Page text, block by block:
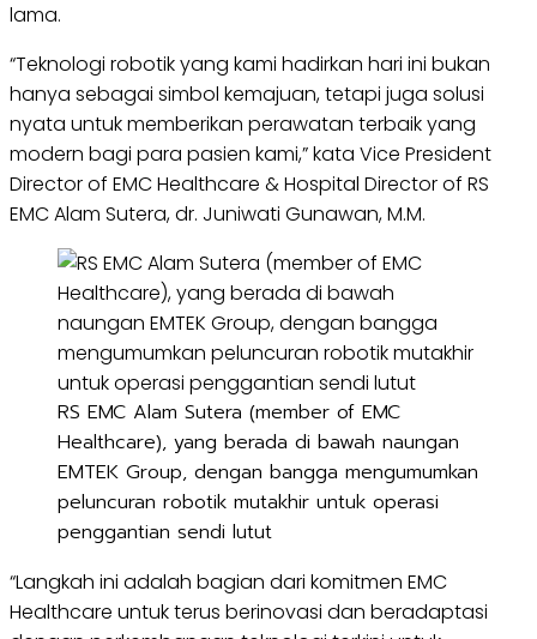
lama.
“Teknologi robotik yang kami hadirkan hari ini bukan
hanya sebagai simbol kemajuan, tetapi juga solusi
nyata untuk memberikan perawatan terbaik yang
modern bagi para pasien kami,” kata Vice President
Director of EMC Healthcare & Hospital Director of RS
EMC Alam Sutera, dr. Juniwati Gunawan, M.M.
RS EMC Alam Sutera (member of EMC
Healthcare), yang berada di bawah naungan
EMTEK Group, dengan bangga mengumumkan
peluncuran robotik mutakhir untuk operasi
penggantian sendi lutut
“Langkah ini adalah bagian dari komitmen EMC
Healthcare untuk terus berinovasi dan beradaptasi